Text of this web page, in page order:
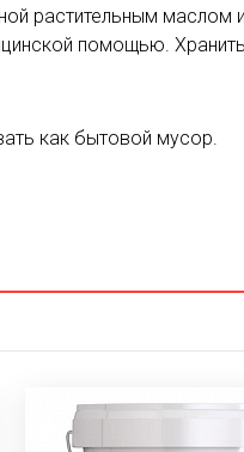
растительным
помощью.
как бытовой мусор.